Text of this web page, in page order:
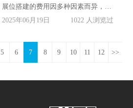
展位搭建的费用因多种因素而异，主要包括展位设计面积、客户预算以及使用材料等方面。本公司始终坚持透明、公正的原则，签订合同的价格即为整体的展位搭建结构费用，不会存在任何其他隐性收费项目，让您明明白白消费。
2025年06月19日
1022 人浏览过
5 6 7 8 9 10 11 12 >>